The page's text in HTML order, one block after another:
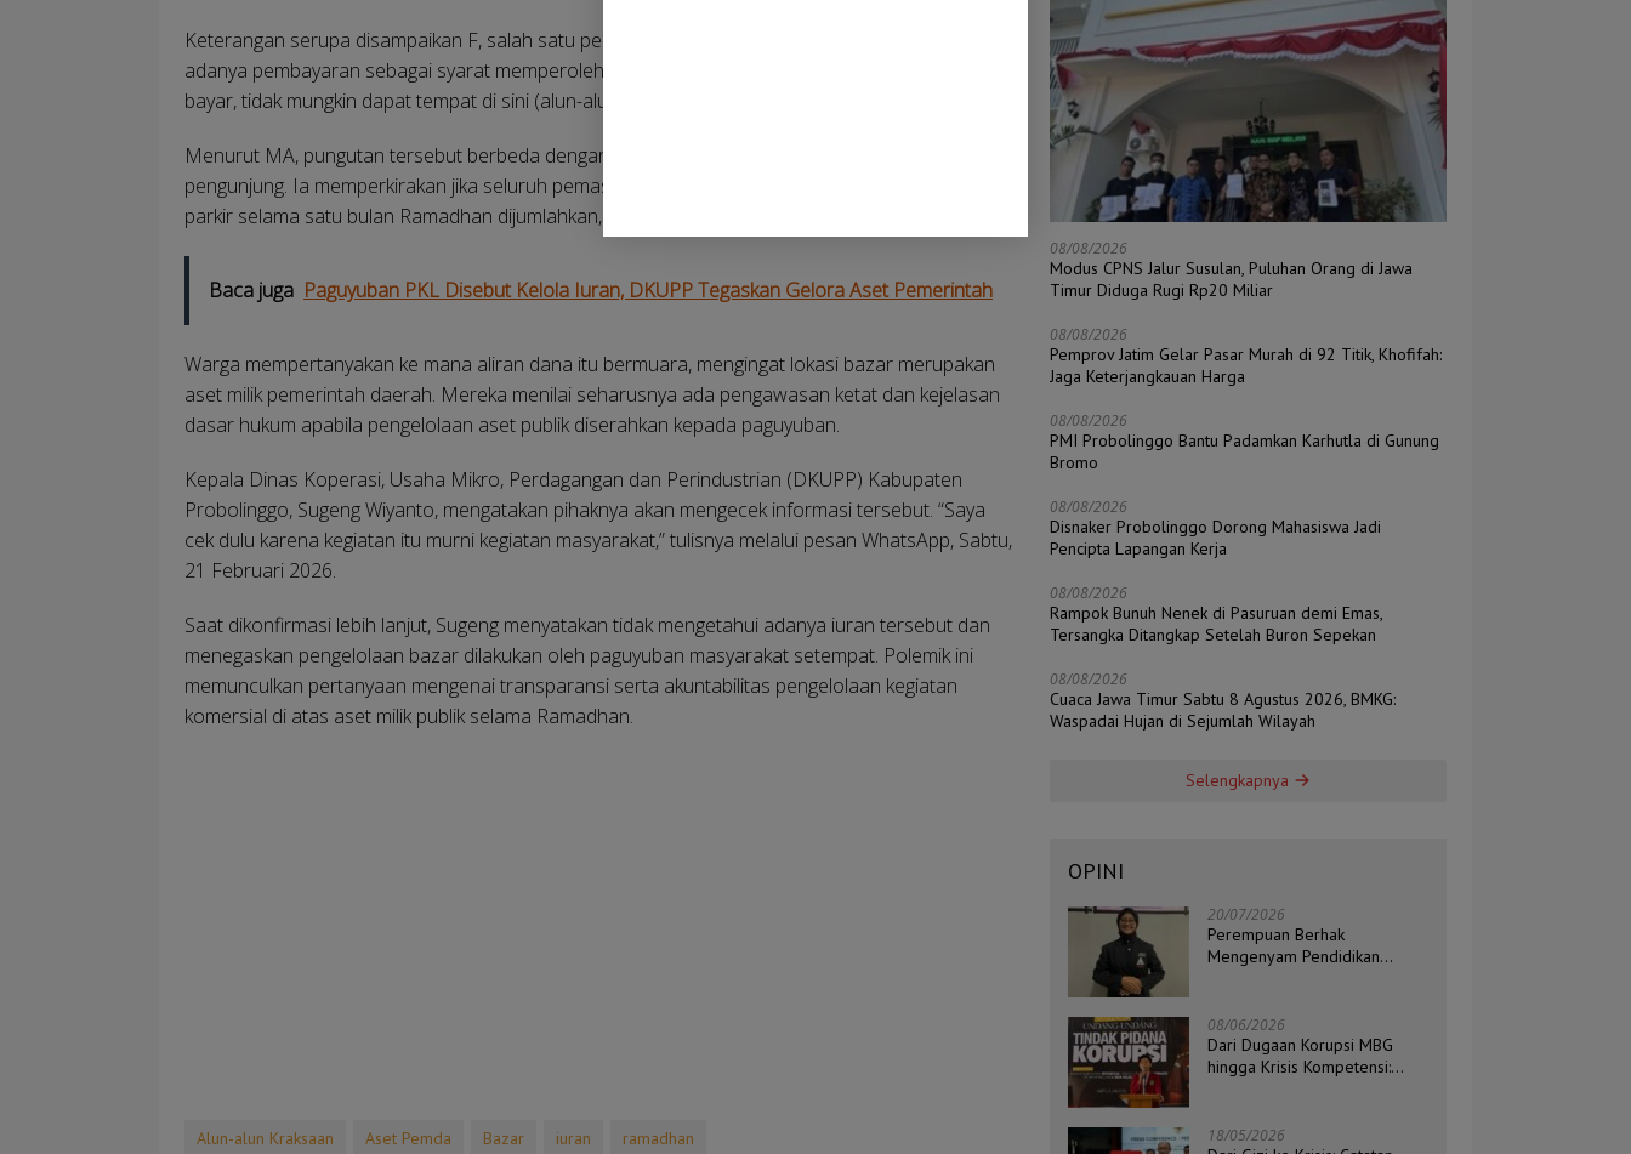
Keterangan serupa disampaikan F, salah satu pedagang di lokasi tersebut. Ia membenarkan
adanya pembayaran sebagai syarat memperoleh lapak. “Iya, kami bayar di sana. Kalau tidak
bayar, tidak mungkin dapat tempat di sini (alun-alun),” ucapnya.
Menurut MA, pungutan tersebut berbeda dengan retribusi parkir yang juga ditarik setiap hari dari
pengunjung. Ia memperkirakan jika seluruh pemasukan dari uang sewa awal, iuran harian, serta
parkir selama satu bulan Ramadhan dijumlahkan, nilainya bisa mencapai sekitar Rp 80 juta.
Baca juga Paguyuban PKL Disebut Kelola Iuran, DKUPP Tegaskan Gelora Aset Pemerintah
Warga mempertanyakan ke mana aliran dana itu bermuara, mengingat lokasi bazar merupakan
aset milik pemerintah daerah. Mereka menilai seharusnya ada pengawasan ketat dan kejelasan
dasar hukum apabila pengelolaan aset publik diserahkan kepada paguyuban.
Kepala Dinas Koperasi, Usaha Mikro, Perdagangan dan Perindustrian (DKUPP) Kabupaten
Probolinggo, Sugeng Wiyanto, mengatakan pihaknya akan mengecek informasi tersebut. “Saya
cek dulu karena kegiatan itu murni kegiatan masyarakat,” tulisnya melalui pesan WhatsApp, Sabtu,
21 Februari 2026.
Saat dikonfirmasi lebih lanjut, Sugeng menyatakan tidak mengetahui adanya iuran tersebut dan
menegaskan pengelolaan bazar dilakukan oleh paguyuban masyarakat setempat. Polemik ini
memunculkan pertanyaan mengenai transparansi serta akuntabilitas pengelolaan kegiatan
komersial di atas aset milik publik selama Ramadhan.
Alun-alun Kraksaan Aset Pemda Bazar iuran ramadhan
08/08/2026
Modus CPNS Jalur Susulan, Puluhan Orang di Jawa
Timur Diduga Rugi Rp20 Miliar
08/08/2026
Pemprov Jatim Gelar Pasar Murah di 92 Titik, Khofifah:
Jaga Keterjangkauan Harga
08/08/2026
PMI Probolinggo Bantu Padamkan Karhutla di Gunung
Bromo
08/08/2026
Disnaker Probolinggo Dorong Mahasiswa Jadi
Pencipta Lapangan Kerja
08/08/2026
Rampok Bunuh Nenek di Pasuruan demi Emas,
Tersangka Ditangkap Setelah Buron Sepekan
08/08/2026
Cuaca Jawa Timur Sabtu 8 Agustus 2026, BMKG:
Waspadai Hujan di Sejumlah Wilayah
Selengkapnya
OPINI
20/07/2026
Perempuan Berhak
Mengenyam Pendidikan
08/06/2026
Dari Dugaan Korupsi MBG
hingga Krisis Kompetensi:
Politik, Hukum, dan HAM
18/05/2026